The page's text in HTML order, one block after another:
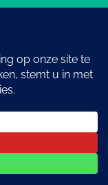
Nederland |